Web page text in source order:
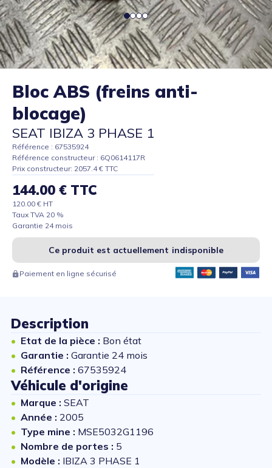
Bloc ABS (freins anti-
blocage)
SEAT IBIZA 3 PHASE 1
Référence : 67535924
Référence constructeur : 6Q0614117R
Prix constructeur: 2057.4 € TTC
144.00 € TTC
120.00 € HT
Taux TVA 20 %
Garantie 24 mois
Ce produit est actuellement indisponible
Paiement en ligne sécurisé
Description
Etat de la pièce : Bon état
Garantie : Garantie 24 mois
Référence : 67535924
Véhicule d'origine
Marque : SEAT
Année : 2005
Type mine : MSE5032G1196
Nombre de portes : 5
Modèle : IBIZA 3 PHASE 1